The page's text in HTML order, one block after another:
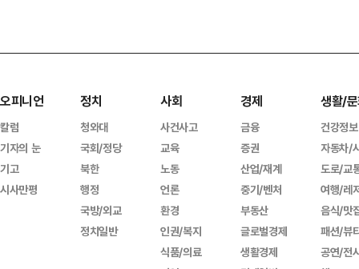
오피니언
칼럼
기자의 눈
기고
시사만평
정치
청와대
국회/정당
북한
행정
국방/외교
정치일반
사회
사건사고
교육
노동
언론
환경
인권/복지
식품/의료
경제
금융
증권
산업/재계
중기/벤처
부동산
글로벌경제
생활경제
생활/
건강정보
자동차/
도로/교
여행/레
음식/맛
패션/뷰
공연/전